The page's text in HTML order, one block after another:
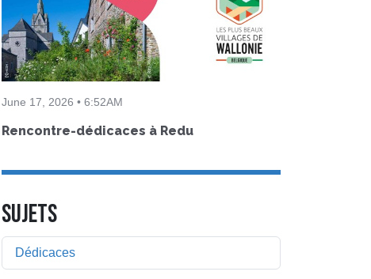
June 17, 2026 • 6:52AM
Rencontre-dédicaces à Redu
SUJETS
Dédicaces